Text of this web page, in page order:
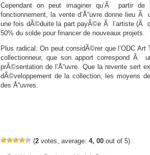
Cependant on peut imaginer qu’Ã partir de
fonctionnement, la vente d’Å“uvre donne lieu Ã
une fois dÃ©duite la part payÃ©e Ã l’artiste (Ã
50% du solde pour financer de nouveaux projets.
Plus radical: On peut considÃ©rer que l’ODC
collectionneur, que son apport correspond Ã
prÃ©sentation de l’Å“uvre. Que la revente sert
dÃ©veloppement de la collection, les moyens
des Å“uvres.
(2 votes, average: 4, 00 out of 5)